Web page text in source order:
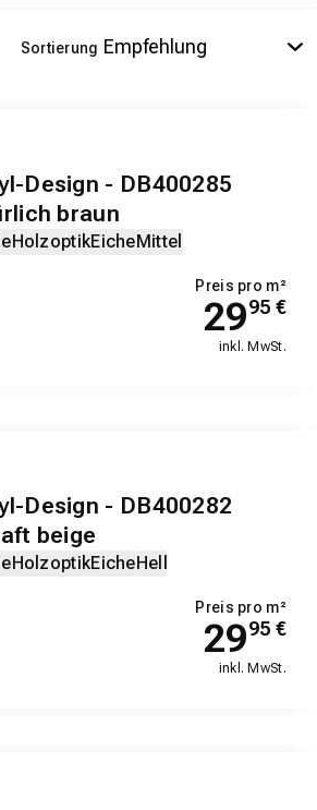
Sortierung
Design - DB400285
braun
HolzoptikEicheMittel
Preis pro m²
2995 €
inkl. MwSt.
Design - DB400282
beige
HolzoptikEicheHell
Preis pro m²
2995 €
inkl. MwSt.